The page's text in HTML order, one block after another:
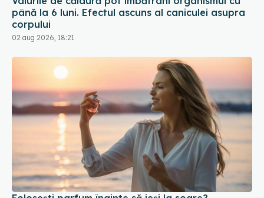
02 aug 2026, 18:21
Folosești parfum înainte să ieși la soare?
Dermatologii recomandă să eviți acest obicei
02 aug 2026, 20:09